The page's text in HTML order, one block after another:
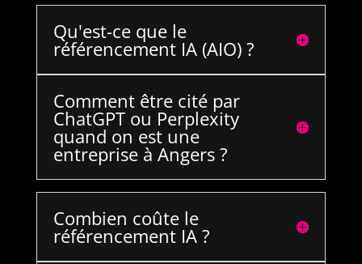
Qu'est-ce que le
référencement IA (AIO) ?
Comment être cité par
ChatGPT ou Perplexity
quand on est une
entreprise à Angers ?
Combien coûte le
référencement IA ?